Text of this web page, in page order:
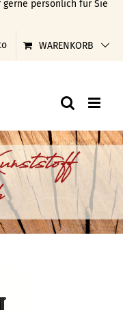
gerne persönlich für Sie
WARENKORB